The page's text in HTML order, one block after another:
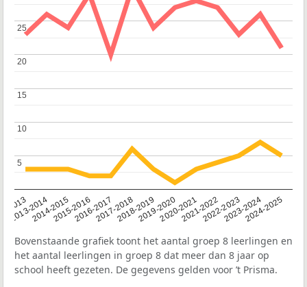
2013
2013-2014
2014-20152015-20162016-20172017-20182018-20192019-20202020-20212021-20222022-20232023-20242024-2025
5
5
10
10
15
15
20
20
25
25
Bovenstaande grafiek toont het aantal groep 8 leerlingen en
het aantal leerlingen in groep 8 dat meer dan 8 jaar op
school heeft gezeten. De gegevens gelden voor ’t Prisma.